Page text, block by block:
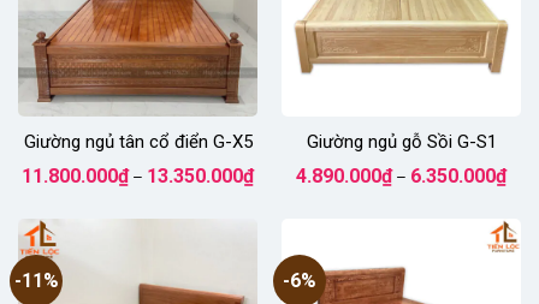
Giường ngủ tân cổ điển G-X5
11.800.000₫ – 13.350.000₫Khoảng
giá:
Giường ngủ gỗ Sồi G-S1
4.890.000₫ – 6.350.000₫giá:
đến
-11% -6%